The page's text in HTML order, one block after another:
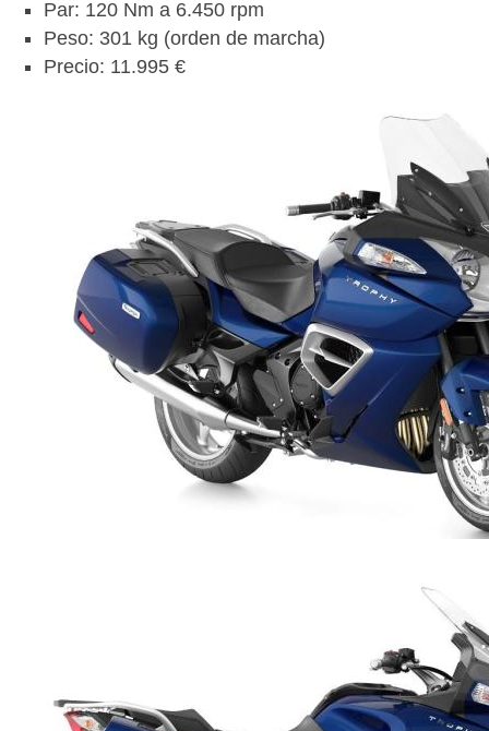
Par: 120 Nm a 6.450 rpm
Peso: 301 kg (orden de marcha)
Precio: 11.995 €